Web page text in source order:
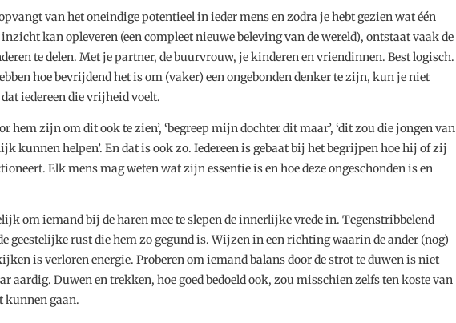
van het oneindige potentieel in ieder mens en zodra je hebt gezien wat één
kan opleveren (een compleet nieuwe beleving van de wereld), ontstaat vaak de
te delen. Met je partner, de buurvrouw, je kinderen en vriendinnen. Best logisch.
hoe bevrijdend het is om (vaker) een ongebonden denker te zijn, kun je niet
iedereen die vrijheid voelt.
hem zijn om dit ook te zien’, ‘begreep mijn dochter dit maar’, ‘dit zou die jongen van
kunnen helpen’. En dat is ook zo. Iedereen is gebaat bij het begrijpen hoe hij of zij
Elk mens mag weten wat zijn essentie is en hoe deze ongeschonden is en
om iemand bij de haren mee te slepen de innerlijke vrede in. Tegenstribbelend
geestelijke rust die hem zo gegund is. Wijzen in een richting waarin de ander (nog)
is verloren energie. Proberen om iemand balans door de strot te duwen is niet
aardig. Duwen en trekken, hoe goed bedoeld ook, zou misschien zelfs ten koste van
kunnen gaan.